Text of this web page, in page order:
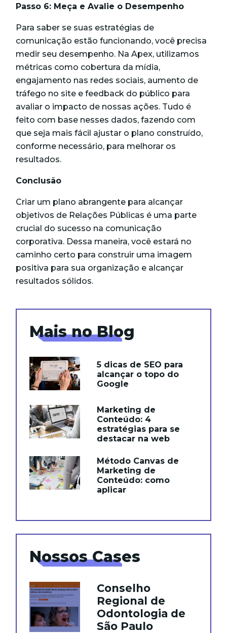
Passo 6: Meça e Avalie o Desempenho
Para saber se suas estratégias de
comunicação estão funcionando, você precisa
medir seu desempenho. Na Apex, utilizamos
métricas como cobertura da mídia,
engajamento nas redes sociais, aumento de
tráfego no site e feedback do público para
avaliar o impacto de nossas ações. Tudo é
feito com base nesses dados, fazendo com
que seja mais fácil ajustar o plano construído,
conforme necessário, para melhorar os
resultados.
Conclusão
Criar um plano abrangente para alcançar
objetivos de Relações Públicas é uma parte
crucial do sucesso na comunicação
corporativa. Dessa maneira, você estará no
caminho certo para construir uma imagem
positiva para sua organização e alcançar
resultados sólidos.
Mais no Blog
5 dicas de SEO para
alcançar o topo do
Google
Marketing de
Conteúdo: 4
estratégias para se
destacar na web
Método Canvas de
Marketing de
Conteúdo: como
aplicar
Nossos Cases
Conselho
Regional de
Odontologia de
São Paulo